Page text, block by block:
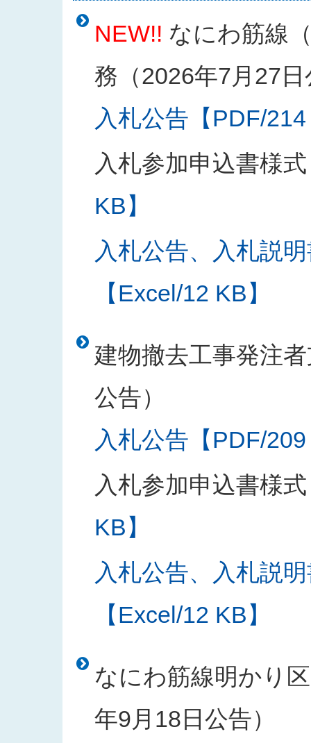
NEW!! なにわ筋線
務（2026年7月27日
入札公告【PDF/
入札参加申込書様式
KB】
入札公告、入札説
【Excel/12 KB】
建物撤去工事発注
公告）
入札公告【PDF/
入札参加申込書様式
KB】
入札公告、入札説
【Excel/12 KB】
なにわ筋線明かり
年9月18日公告）